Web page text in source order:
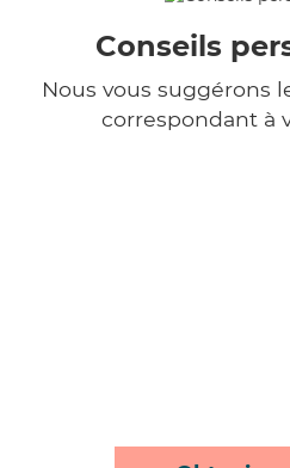
Conseils
Nous vous suggérons
correspondant à